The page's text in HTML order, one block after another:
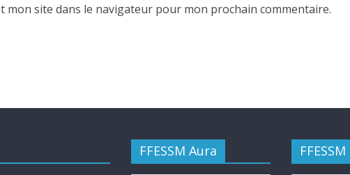
mon site dans le navigateur pour mon prochain commentaire.
FFESSM Aura FFESSM